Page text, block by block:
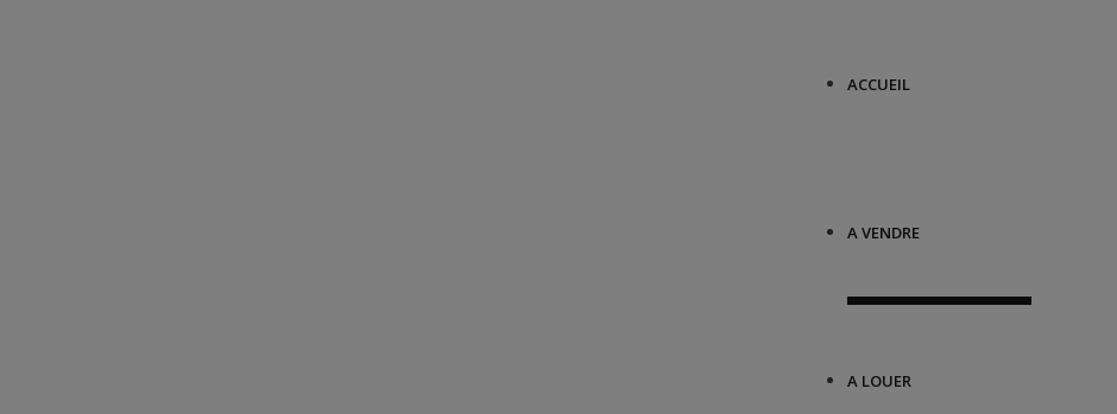
ACCUEIL
A VENDRE
A LOUER